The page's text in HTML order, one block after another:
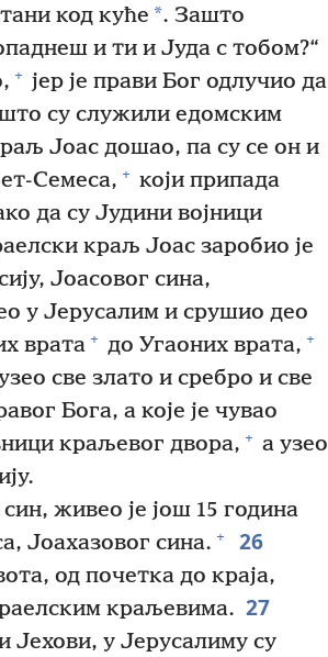
код куће *. Зашто
и ти и Јуда с тобом?“
+ јер је прави Бог одлучио да
су служили едомским
Јоас дошао, па су се он и
Семеса, + који припада
да су Јудини војници
краљ Јоас заробио је
Јоасовог сина,
у Јерусалим и срушио део
врата + до Угаоних врата, +
све злато и сребро и све
Бога, а које је чувао
краљевог двора, + а узео
живео је још 15 година
Јоахазовог сина. + 26
од почетка до краја,
краљевима. 27
Јехови, у Јерусалиму су